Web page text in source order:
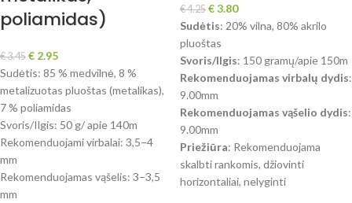
poliamidas)
€3.45 € 2.95
Sudėtis: 85 % medvilnė, 8 %
metalizuotas pluoštas (metalikas),
7 % poliamidas
Svoris/Ilgis: 50 g/ apie 140m
Rekomenduojami virbalai: 3,5–4
mm
Rekomenduojamas vąšelis: 3–3,5
mm
€4.25 €3.80
Sudėtis: 20% vilna, 80% akrilo
pluoštas
Svoris/Ilgis: 150 gramų/apie 150m
Rekomenduojamas virbalų dydis:
9.00mm
Rekomenduojamas vąšelio dydis:
9.00mm
Priežiūra: Rekomenduojama
skalbti rankomis, džiovinti
horizontaliai, nelyginti